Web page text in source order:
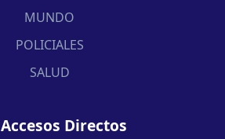
MUNDO
POLICIALES
SALUD
Accesos Directos